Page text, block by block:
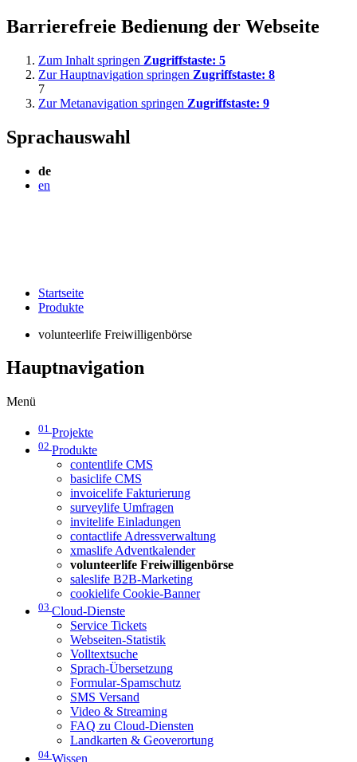
Barrierefreie Bedienung der Webseite
Zum Inhalt springen Zugriffstaste: 5
Zur Hauptnavigation springen Zugriffstaste: 8
7
Zur Metanavigation springen Zugriffstaste: 9
Sprachauswahl
de
en
Startseite
Produkte
volunteerlife Freiwilligenbörse
Hauptnavigation
Menü
01 Projekte
02 Produkte
contentlife CMS
basiclife CMS
invoicelife Fakturierung
surveylife Umfragen
invitelife Einladungen
contactlife Adressverwaltung
xmaslife Adventkalender
volunteerlife Freiwilligenbörse
saleslife B2B-Marketing
cookielife Cookie-Banner
03 Cloud-Dienste
Service Tickets
Webseiten-Statistik
Volltextsuche
Sprach-Übersetzung
Formular-Spamschutz
SMS Versand
Video & Streaming
FAQ zu Cloud-Diensten
Landkarten & Geoverortung
04 Wissen